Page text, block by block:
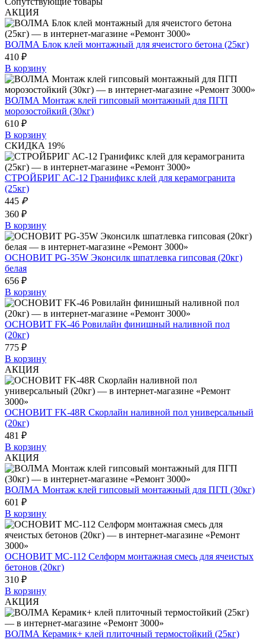
АКЦИЯ
ВОЛМА Блок клей монтажный для ячеистого бетона (25кг)
410 ₽
В корзину
ВОЛМА Монтаж клей гипсовый монтажный для ПГП
морозостойкий (30кг)
610 ₽
В корзину
СКИДКА 19%
СТРОЙБРИГ АС-12 Гранификс клей для керамогранита
(25кг)
445 ₽
360 ₽
В корзину
ОСНОВИТ PG-35W Эконсилк шпатлевка гипсовая (20кг)
белая
656 ₽
В корзину
ОСНОВИТ FK-46 Ровилайн финишный наливной пол
(20кг)
775 ₽
В корзину
АКЦИЯ
ОСНОВИТ FK-48R Скорлайн наливной пол универсальный
(20кг)
481 ₽
В корзину
АКЦИЯ
ВОЛМА Монтаж клей гипсовый монтажный для ПГП (30кг)
601 ₽
В корзину
ОСНОВИТ МС-112 Селформ монтажная смесь для ячеистых
бетонов (20кг)
310 ₽
В корзину
АКЦИЯ
ВОЛМА Керамик+ клей плиточный термостойкий (25кг)